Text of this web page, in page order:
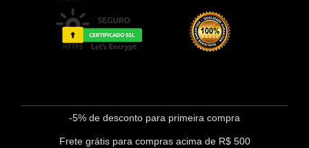
-5% de desconto para primeira compra
Frete grátis para compras acima de R$ 500